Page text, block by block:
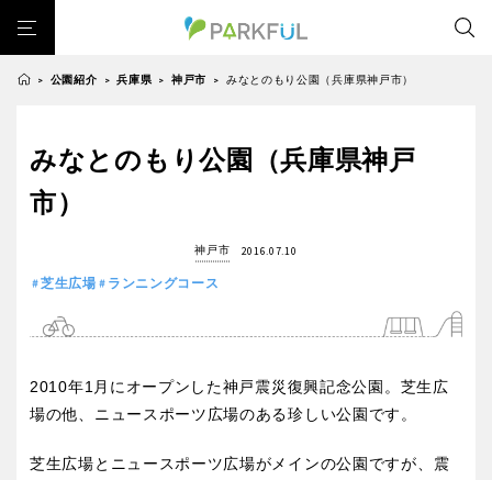
芝生広場 幼児向け 大型遊具 ピックアップ1000公園
テニスコート
サッカー・フットサル
動物園・ふれあい 歴史・文化財
さくら名所100公園
洋式庭園 ドッグラン ローラー滑り台 植物園 夜景スポット
インクルーシブパーク 屋根付き遊び場 花菖蒲 キャンプ場
北海道・東北
大型遊具 ピックアップ1000公園
自然が豊か
水遊び
テニスコート
紅葉の名所
ランニングコース 動物園・ふれあい
日本庭園
紅葉の美しい公園 さくら名所100公園
> 公園紹介 > 兵庫県 > 神戸市 > みなとのもり公園（兵庫県神戸市）
みなとのもり公園（兵庫県神戸
市）
神戸市 2016.07.10
芝生広場 ランニングコース
2010年1月にオープンした神戸震災復興記念公園。芝生広
場の他、ニュースポーツ広場のある珍しい公園です。
芝生広場とニュースポーツ広場がメインの公園ですが、震